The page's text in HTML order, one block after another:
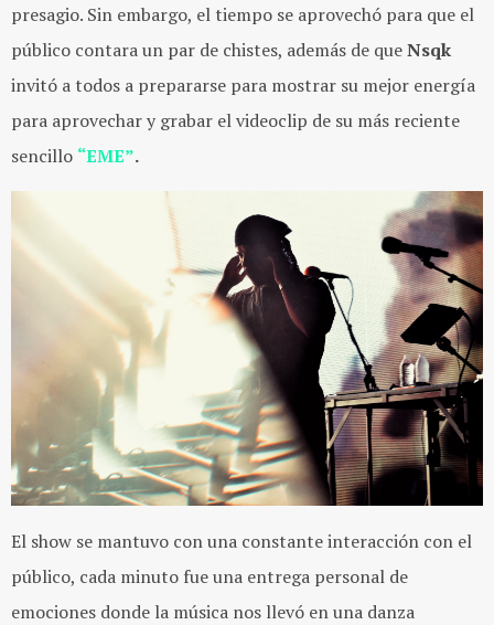
presagio. Sin embargo, el tiempo se aprovechó para que el
público contara un par de chistes, además de queNsqk
invitó a todos a prepararse para mostrar su mejor energía
para aprovechar y grabar el videoclip de su más reciente
sencillo “EME”.
El show se mantuvo con una constante interacción con el
público, cada minuto fue una entrega personal de
emociones donde la música nos llevó en una danza